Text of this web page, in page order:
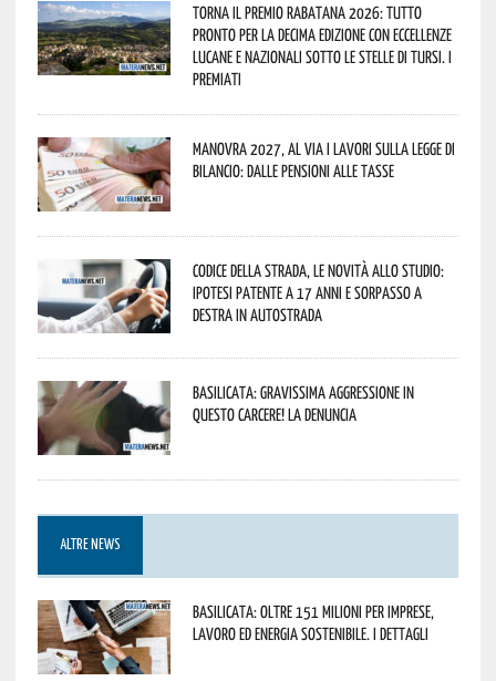
Torna il Premio Rabatana 2026: tutto
pronto per la decima edizione con eccellenze
lucane e nazionali sotto le stelle di Tursi. I
premiati
Manovra 2027, al via i lavori sulla Legge di
Bilancio: dalle pensioni alle tasse
Codice della strada, le novità allo studio:
ipotesi patente a 17 anni e sorpasso a
destra in autostrada
Basilicata: gravissima aggressione in
questo Carcere! La denuncia
ALTRE NEWS
Basilicata: oltre 151 milioni per imprese,
lavoro ed energia sostenibile. I dettagli